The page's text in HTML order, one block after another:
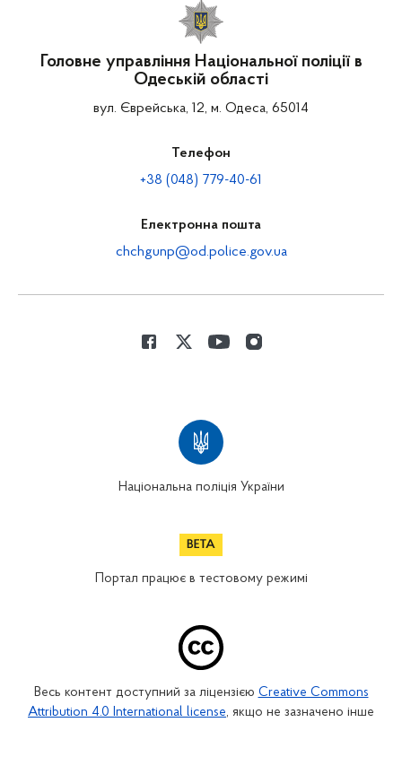
Головне управління Національної поліції в
Одеській області
вул. Єврейська, 12, м. Одеса, 65014
Телефон
+38 (048) 779-40-61
Електронна пошта
chchgunp@od.police.gov.ua
Національна поліція України
Портал працює в тестовому режимі
Весь контент доступний за ліцензією Creative Commons
Attribution 4.0 International license, якщо не зазначено інше